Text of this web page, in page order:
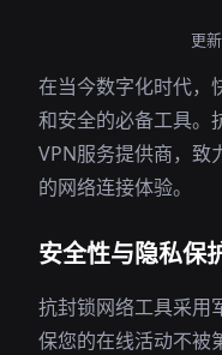
更
在当今数字化时代，
和安全的必备工具。
VPN服务提供商，致
的网络连接体验。
安全性与隐私保
抗封锁网络工具采用
保您的在线活动不被